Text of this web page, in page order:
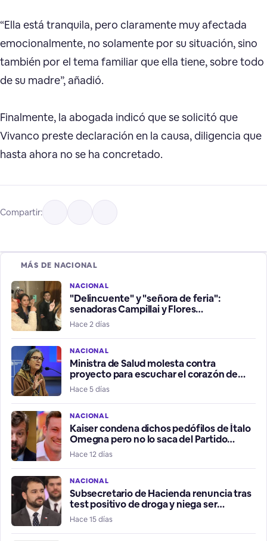
“Ella está tranquila, pero claramente muy afectada
emocionalmente, no solamente por su situación, sino
también por el tema familiar que ella tiene, sobre todo
de su madre”, añadió.
Finalmente, la abogada indicó que se solicitó que
Vivanco preste declaración en la causa, diligencia que
hasta ahora no se ha concretado.
Compartir:
MÁS DE NACIONAL
NACIONAL
"Delincuente" y "señora de feria":
senadoras Campillai y Flores
protagonizan un vergonzoso
enfrentamiento
Hace 2 días
NACIONAL
Ministra de Salud molesta contra
proyecto para escuchar el corazón de
embrión o feto antes de abortar
Hace 5 días
NACIONAL
Kaiser condena dichos pedófilos de Ítalo
Omegna pero no lo saca del Partido
Libertario
Hace 12 días
NACIONAL
Subsecretario de Hacienda renuncia tras
test positivo de droga y niega ser
consumidor
Hace 15 días